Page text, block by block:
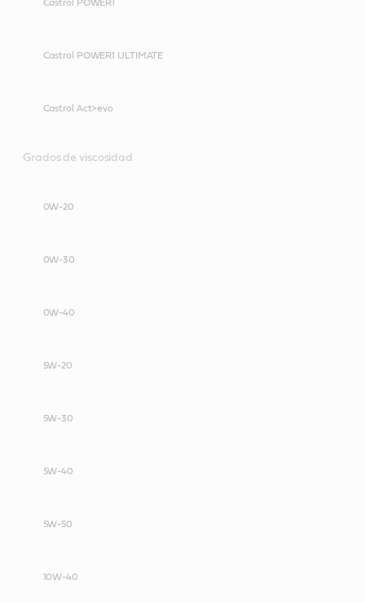
Castrol POWER1
Castrol POWER1 ULTIMATE
Castrol Act>evo
Grados de viscosidad
0W-20
0W-30
0W-40
5W-20
5W-30
5W-40
5W-50
10W-40